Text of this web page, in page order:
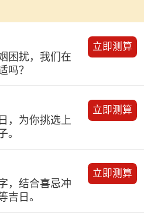
困扰，我们在
吗？
立即测算
，为你挑选上
。
立即测算
，结合喜忌冲
吉日。
立即测算